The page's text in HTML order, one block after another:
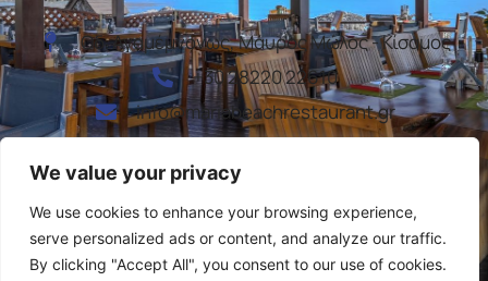
We value your privacy
We use cookies to enhance your browsing experience,
serve personalized ads or content, and analyze our traffic.
By clicking "Accept All", you consent to our use of cookies.
Οδ. Αγαμέμνονως, Μάυρος Μώλος - Κίσαμος
+30 28220 22610
info@mariabeachrestaurant.gr